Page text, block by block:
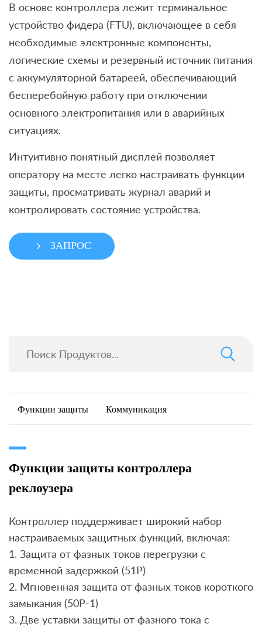
В основе контроллера лежит терминальное
устройство фидера (FTU), включающее в себя
необходимые электронные компоненты,
логические схемы и резервный источник питания
с аккумуляторной батареей, обеспечивающий
бесперебойную работу при отключении
основного электропитания или в аварийных
ситуациях.
Интуитивно понятный дисплей позволяет
оператору на месте легко настраивать функции
защиты, просматривать журнал аварий и
контролировать состояние устройства.
ЗАПРОС
Функции защиты Коммуникация
Функции защиты контроллера
реклоузера
Контроллер поддерживает широкий набор
настраиваемых защитных функций, включая:
1. Защита от фазных токов перегрузки с
временной задержкой (51P)
2. Мгновенная защита от фазных токов короткого
замыкания (50P-1)
3. Две уставки защиты от фазного тока с